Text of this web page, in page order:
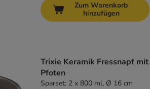
Zum Warenkorb
hinzufügen
Trixie Keramik Fressnapf mit
Pfoten
Sparset: 2 x 800 ml, Ø 16 cm